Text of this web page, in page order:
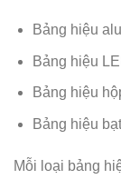
Bảng hiệu
Bảng hiệu
Bảng hiệu
Bảng hiệu
Mỗi loại bảng